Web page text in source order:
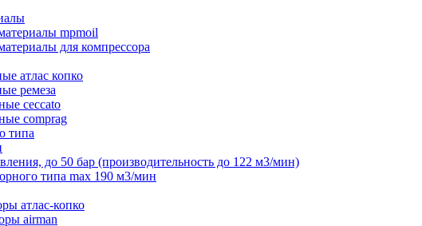
mpmoil
для компрессора
атлас копко
ремеза
ceccato
comprag
типа
до 50 бар (производительность до 122 м3/мин)
типа max 190 м3/мин
атлас-копко
airman